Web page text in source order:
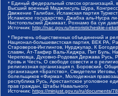
* Единый федеральный список организаций,
Высший военный Маджлисуль Шура, Конгресс
Движение Талибан, Исламская партия
Исламское государство, Джабха аль-Нусра
Чистопольский Джамаат, Рохнамо ба суи
Источник: http://nac.gov.ru/terroristicheskie-i-
* Перечень общественных объединений и
Национал-большевистская партия, ВЕК РА,
Староверов-Инглингов, Нурджулар, К
славян, Ат-Такфир Валь-Хиджра, Пит Буль,
Череповца, Духовно-Родовая Держава Русь,
Кровь и Честь, О свободе совести и о
религиозная организация п. Боровский,
организация «Братство», Свидетели
болельщиков «Фирма», Молодежная
республика Русь, Арестантское уголовное
прав граждан, Штабы Навального
Источник: https://minjust.gov.ru/ru/documents/